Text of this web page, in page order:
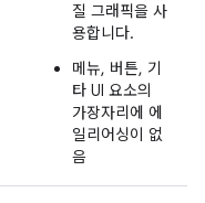
질 그래픽을 사
용합니다.
메뉴, 버튼, 기
타 UI 요소의
가장자리에 에
일리어싱이 없
음